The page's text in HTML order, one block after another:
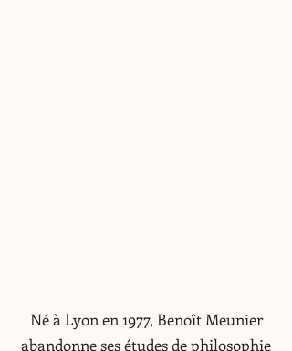
Né à Lyon en 1977, Benoît Meunier
abandonne ses études de philosophie